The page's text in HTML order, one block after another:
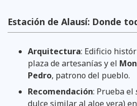
Estación de Alausí: Donde
Arquitectura: Edificio
plaza de artesanías y el
Pedro, patrono del pueblo.
Recomendación: Prueba el
dulce similar al aloe vera)